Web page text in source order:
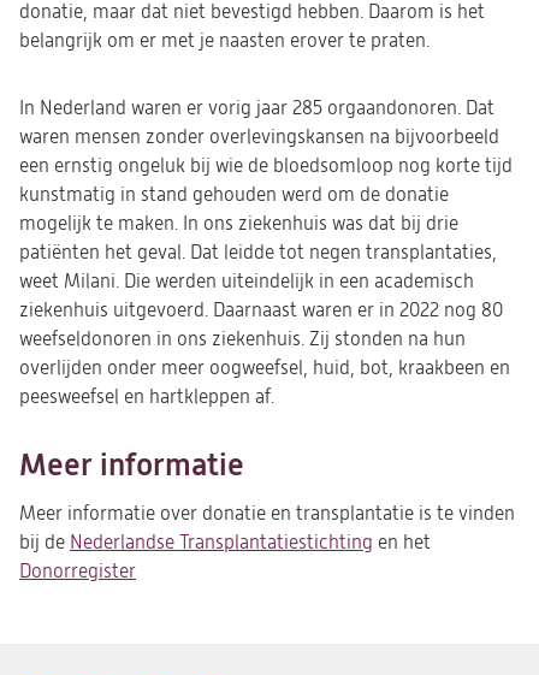
donatie, maar dat niet bevestigd hebben. Daarom is het
belangrijk om er met je naasten erover te praten.
In Nederland waren er vorig jaar 285 orgaandonoren. Dat
waren mensen zonder overlevingskansen na bijvoorbeeld
een ernstig ongeluk bij wie de bloedsomloop nog korte tijd
kunstmatig in stand gehouden werd om de donatie
mogelijk te maken. In ons ziekenhuis was dat bij drie
patiënten het geval. Dat leidde tot negen transplantaties,
weet Milani. Die werden uiteindelijk in een academisch
ziekenhuis uitgevoerd. Daarnaast waren er in 2022 nog 80
weefseldonoren in ons ziekenhuis. Zij stonden na hun
overlijden onder meer oogweefsel, huid, bot, kraakbeen en
peesweefsel en hartkleppen af.
Meer informatie
Meer informatie over donatie en transplantatie is te vinden
bij de Nederlandse Transplantatiestichting (opent
en het
Donorregister